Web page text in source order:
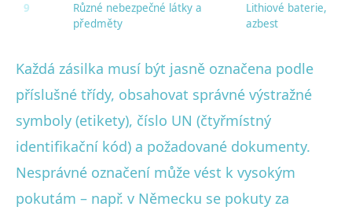
9
Různé nebezpečné látky a
předměty
Lithiové baterie,
azbest
Každá zásilka musí být jasně označena podle
příslušné třídy, obsahovat správné výstražné
symboly (etikety), číslo UN (čtyřmístný
identifikační kód) a požadované dokumenty.
Nesprávné označení může vést k vysokým
pokutám – např. v Německu se pokuty za